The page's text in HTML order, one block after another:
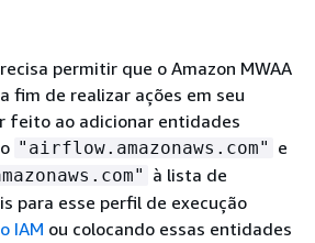
permitir que o Amazon MWAA
fim de realizar ações em seu
feito ao adicionar entidades
"airflow.amazonaws.com" e
à lista de
para esse perfil de execução
IAM ou colocando essas entidades